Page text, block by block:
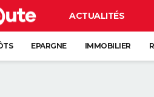
ACTUALITÉS
EPARGNE IMMOBILIER